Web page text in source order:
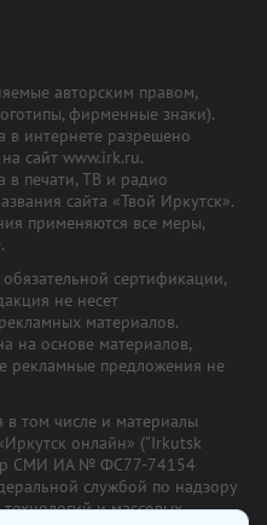
авторским правом,
фирменные знаки).
в интернете разрешено
сайт www.irk.ru.
в печати, ТВ и радио
сайта «Твой Иркутск».
применяются все меры,
сертификации,
не несет
материалов.
на основе материалов,
рекламные предложения не
том числе и материалы
онлайн» ("Irkutsk
СМИ ИА № ФС77-74154
службой по надзору
и массовых